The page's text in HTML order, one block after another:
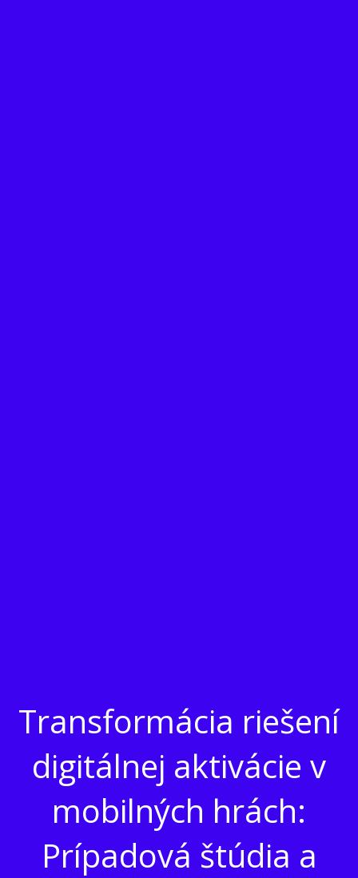
Transformácia riešení
digitálnej aktivácie v
mobilných hrách:
Prípadová štúdia a